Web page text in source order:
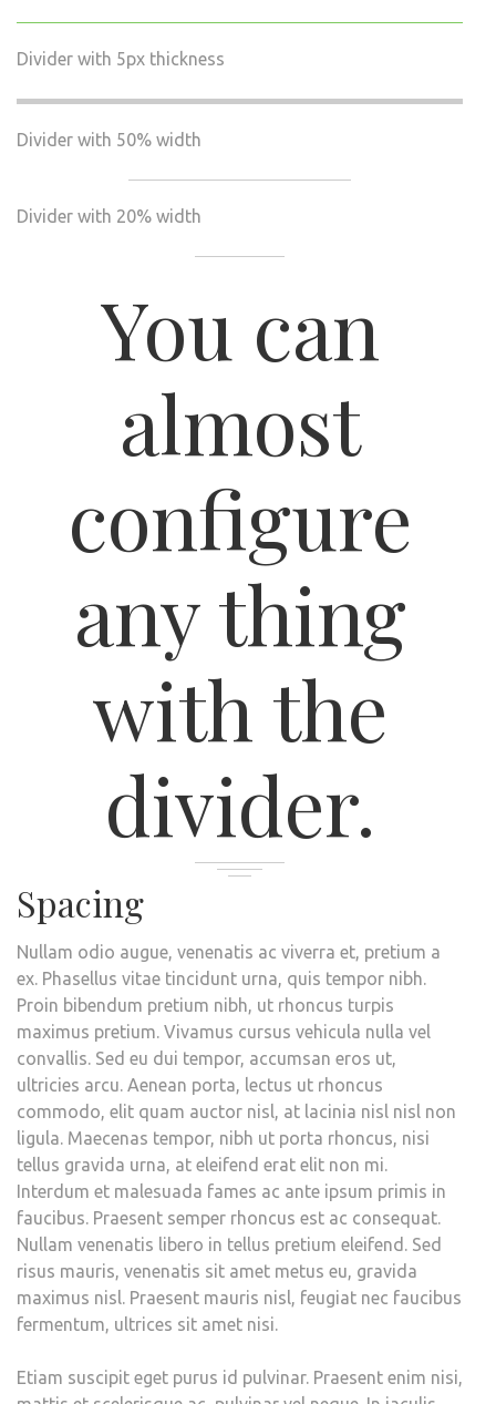
Divider with 5px thickness
Divider with 50% width
Divider with 20% width
You can
almost
configure
any thing
with the
divider.
Spacing
Nullam odio augue, venenatis ac viverra et, pretium a
ex. Phasellus vitae tincidunt urna, quis tempor nibh.
Proin bibendum pretium nibh, ut rhoncus turpis
maximus pretium. Vivamus cursus vehicula nulla vel
convallis. Sed eu dui tempor, accumsan eros ut,
ultricies arcu. Aenean porta, lectus ut rhoncus
commodo, elit quam auctor nisl, at lacinia nisl nisl non
ligula. Maecenas tempor, nibh ut porta rhoncus, nisi
tellus gravida urna, at eleifend erat elit non mi.
Interdum et malesuada fames ac ante ipsum primis in
faucibus. Praesent semper rhoncus est ac consequat.
Nullam venenatis libero in tellus pretium eleifend. Sed
risus mauris, venenatis sit amet metus eu, gravida
maximus nisl. Praesent mauris nisl, feugiat nec faucibus
fermentum, ultrices sit amet nisi.
Etiam suscipit eget purus id pulvinar. Praesent enim nisi,